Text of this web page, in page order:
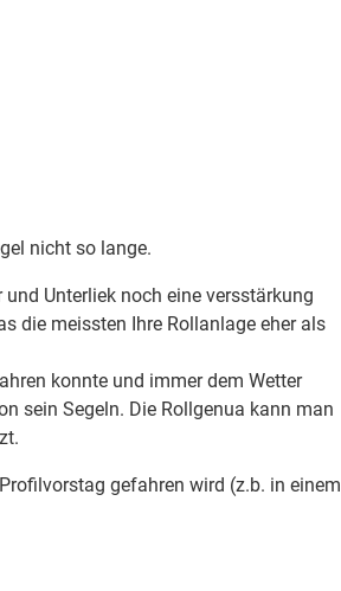
nicht so lange.
Unterliek noch eine versstärkung
die meissten Ihre Rollanlage eher als
konnte und immer dem Wetter
sein Segeln. Die Rollgenua kann man
gefahren wird (z.b. in einem